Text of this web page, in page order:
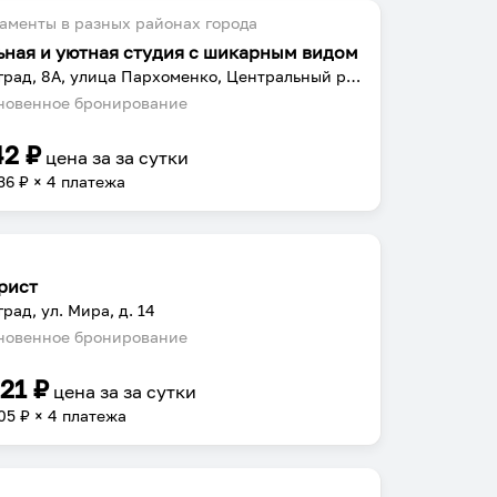
в разных районах города
и уютная студия с шикарным видом
Волгоград, 8А, улица Пархоменко, Центральный район, Волгоград, городской округ Волгоград, Волгоградская область, 400131, Россия
бронирование
₽ цена заза сутки
₽ × 4 платежа
ул. Мира, д. 14
бронирование
₽ цена заза сутки
₽ × 4 платежа